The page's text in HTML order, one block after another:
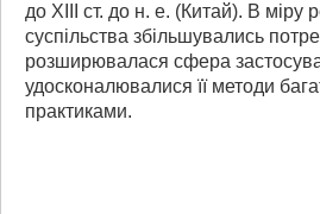
до XIII ст. до н. е. (Китай). В міру
суспільства збільшувались
розширювалася сфера
удосконалювалися її методи
практиками.